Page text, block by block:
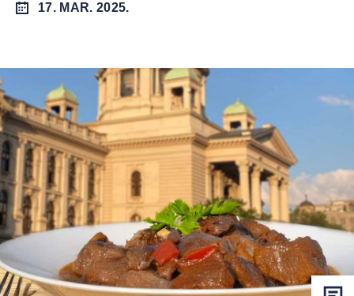
17. MAR. 2025.